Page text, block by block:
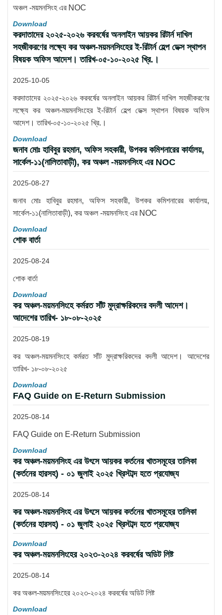
অঞ্চল -ময়মনসিংহ এর NOC
Download
করদাতাদের ২০২৫-২০২৬ করবর্ষের অনলাইন আয়কর রিটার্ন দাখিল
সহজীকরণের লক্ষ্যে কর অঞ্চল-ময়মনসিংহের ই-রিটার্ন হেল্প ডেক্স স্থাপন
বিষয়ক অফিস আদেশ। তারিখ-০৫-১০-২০২৫ খ্রি.।
2025-10-05
করদাতাদের ২০২৫-২০২৬ করবর্ষের অনলাইন আয়কর রিটার্ন দাখিল সহজীকরণের
লক্ষ্যে কর অঞ্চল-ময়মনসিংহের ই-রিটার্ন হেল্প ডেক্স স্থাপন বিষয়ক অফিস
আদেশ। তারিখ-০৫-১০-২০২৫ খ্রি.।
Download
জনাব মোঃ হাবিবুর রহমান, অফিস সহকারী, উপকর কমিশনারের কার্যালয়,
সার্কেল-১১(নালিতাবাড়ী), কর অঞ্চল -ময়মনসিংহ এর NOC
2025-08-27
জনাব মোঃ হাবিবুর রহমান, অফিস সহকারী, উপকর কমিশনারের কার্যালয়,
সার্কেল-১১(নালিতাবাড়ী), কর অঞ্চল -ময়মনসিংহ এর NOC
Download
শোক বার্তা
2025-08-24
শোক বার্তা
Download
কর অঞ্চল-ময়মনসিংহে কর্মরত সাঁট মুদ্রাক্ষরিকদের বদলী আদেশ।
আদেশের তারিখ- ১৮-০৮-২০২৫
2025-08-19
কর অঞ্চল-ময়মনসিংহে কর্মরত সাঁট মুদ্রাক্ষরিকদের বদলী আদেশ। আদেশের
তারিখ- ১৮-০৮-২০২৫
Download
FAQ Guide on E-Return Submission
2025-08-14
FAQ Guide on E-Return Submission
Download
কর অঞ্চল-ময়মনসিংহ এর উৎসে আয়কর কর্তনের খাতসমূহের তালিকা
(কর্তনের হারসহ) - ০১ জুলাই ২০২৫ খ্রিস্টাব্দ হতে প্রযোজ্য
2025-08-14
কর অঞ্চল-ময়মনসিংহ এর উৎসে আয়কর কর্তনের খাতসমূহের তালিকা
(কর্তনের হারসহ) - ০১ জুলাই ২০২৫ খ্রিস্টাব্দ হতে প্রযোজ্য
Download
কর অঞ্চল-ময়মনসিংহের ২০২৩-২০২৪ করবর্ষের অডিট লিষ্ট
2025-08-14
কর অঞ্চল-ময়মনসিংহের ২০২৩-২০২৪ করবর্ষের অডিট লিষ্ট
Download